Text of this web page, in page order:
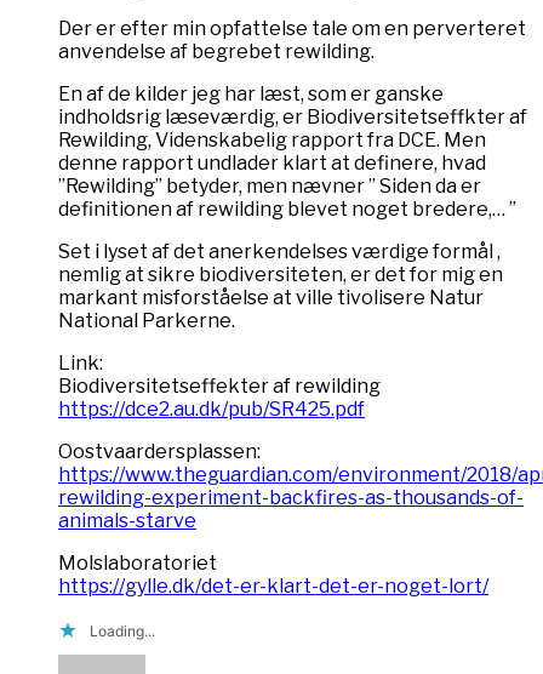
Der er efter min opfattelse tale om en perverteret
anvendelse af begrebet rewilding.
En af de kilder jeg har læst, som er ganske
indholdsrig læseværdig, er Biodiversitetseffkter af
Rewilding, Videnskabelig rapport fra DCE. Men
denne rapport undlader klart at definere, hvad
”Rewilding” betyder, men nævner ” Siden da er
definitionen af rewilding blevet noget bredere,… ”
Set i lyset af det anerkendelses værdige formål ,
nemlig at sikre biodiversiteten, er det for mig en
markant misforståelse at ville tivolisere Natur
National Parkerne.
Link:
Biodiversitetseffekter af rewilding
https://dce2.au.dk/pub/SR425.pdf
Oostvaardersplassen:
https://www.theguardian.com/environment/2018/
rewilding-experiment-backfires-as-thousands-of-
animals-starve
Molslaboratoriet
https://gylle.dk/det-er-klart-det-er-noget-lort/
Loading...